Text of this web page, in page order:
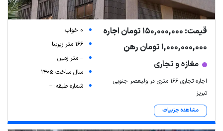
قیمت: 150,000,000 تومان اجاره
1,000,000,000 تومان رهن
مغازه و تجاری
اجاره تجاری ۱۶۶ متری در ولیعصر جنوبی
تبریز
مشاهده جزییات
0 خواب
166 متر زیربنا
-- متر زمین
سال ساخت 1405
شماره طبقه: --